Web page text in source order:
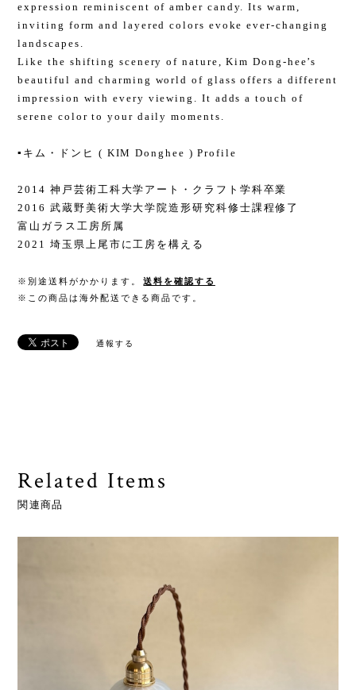
expression reminiscent of amber candy. Its warm,
inviting form and layered colors evoke ever-changing
landscapes.
Like the shifting scenery of nature, Kim Dong-hee’s
beautiful and charming world of glass offers a different
impression with every viewing. It adds a touch of
serene color to your daily moments.
▪️キム・ドンヒ ( KIM Donghee ) Profile
2014 神戸芸術工科大学アート・クラフト学科卒業
2016 武蔵野美術大学大学院造形研究科修士課程修了
富山ガラス工房所属
2021 埼玉県上尾市に工房を構える
※別途送料がかかります。
送料を確認する
※この商品は海外配送できる商品です。
通報する
Related Items
関連商品